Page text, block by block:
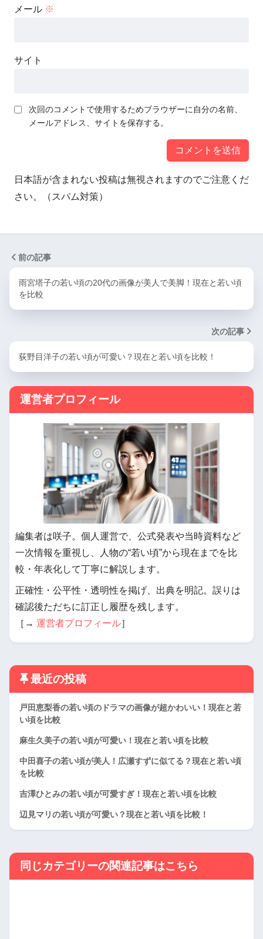
メール ※
サイト
次回のコメントで使用するためブラウザーに自分の名前、
メールアドレス、サイトを保存する。
日本語が含まれない投稿は無視されますのでご注意くだ
さい。（スパム対策）
前の記事
雨宮塔子の若い頃の20代の画像が美人で美脚！現在と若い頃
を比較
次の記事
荻野目洋子の若い頃が可愛い？現在と若い頃を比較！
運営者プロフィール
編集者は咲子。個人運営で、公式発表や当時資料など
一次情報を重視し、人物の“若い頃”から現在までを比
較・年表化して丁寧に解説します。
正確性・公平性・透明性を掲げ、出典を明記。誤りは
確認後ただちに訂正し履歴を残します。
［→ 運営者プロフィール］
最近の投稿
戸田恵梨香の若い頃のドラマの画像が超かわいい！現在と若
い頃を比較
麻生久美子の若い頃が可愛い！現在と若い頃を比較
中田喜子の若い頃が美人！広瀬すずに似てる？現在と若い頃
を比較
吉澤ひとみの若い頃が可愛すぎ！現在と若い頃を比較
辺見マリの若い頃が可愛い？現在と若い頃を比較！
同じカテゴリーの関連記事はこちら